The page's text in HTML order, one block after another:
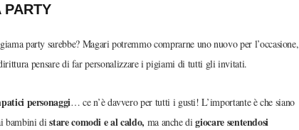
party sarebbe? Magari potremmo comprarne uno nuovo per l’occasione,
pensare di far personalizzare i pigiami di tutti gli invitati.
personaggi… ce n’è davvero per tutti i gusti! L’importante è che siano
bambini distare comodi e al caldo, ma anche digiocare sentendosi